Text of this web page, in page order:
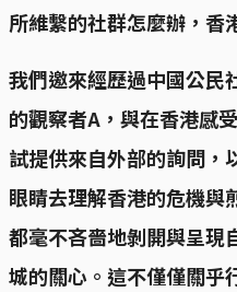
所維繫的社群怎麼辦，香
我們邀來經歷過中國公民
的觀察者A，與在香港感
試提供來自外部的詢問，
眼睛去理解香港的危機與
都毫不吝嗇地剝開與呈現
城的關心。這不僅僅關乎